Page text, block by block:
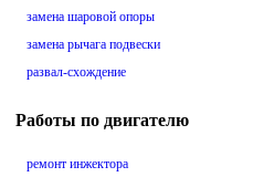
замена шаровой опоры
замена рычага подвески
развал-схождение
Работы по двигателю
ремонт инжектора